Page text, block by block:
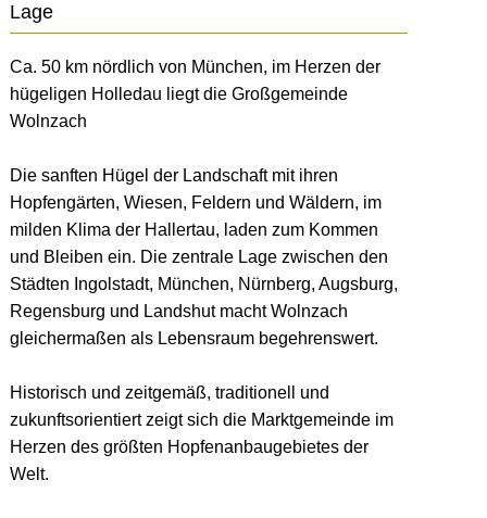
Lage
Ca. 50 km nördlich von München, im Herzen der
hügeligen Holledau liegt die Großgemeinde
Wolnzach
Die sanften Hügel der Landschaft mit ihren
Hopfengärten, Wiesen, Feldern und Wäldern, im
milden Klima der Hallertau, laden zum Kommen
und Bleiben ein. Die zentrale Lage zwischen den
Städten Ingolstadt, München, Nürnberg, Augsburg,
Regensburg und Landshut macht Wolnzach
gleichermaßen als Lebensraum begehrenswert.
Historisch und zeitgemäß, traditionell und
zukunftsorientiert zeigt sich die Marktgemeinde im
Herzen des größten Hopfenanbaugebietes der
Welt.